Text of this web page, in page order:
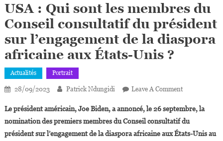
USA : Qui sont les membres du
Conseil consultatif du président
sur l’engagement de la diaspora
africaine aux États-Unis ?
Actualités Portrait
28/09/2023 Patrick Ndungidi Leave A CommentOn
:
Qui
Sont
Le président américain, Joe Biden, a annoncé, le 26 septembre, la
nomination des premiers membres du Conseil consultatif du
président sur l’engagement de la diaspora africaine aux États-Unis au